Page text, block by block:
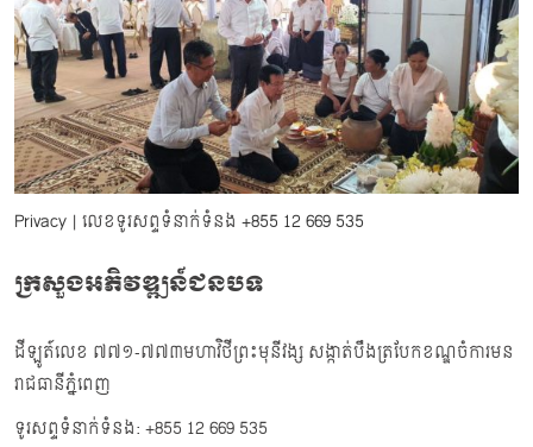
Privacy | លេខទូរសព្ទទំនាក់ទំនង +855 12 669 535
ក្រសួងអភិវឌ្ឍន៍ជនបទ
ដីឡូត៍លេខ ៧៧១-៧៧៣មហាវិថីព្រះមុនីវង្ស សង្កាត់បឹងត្របែកខណ្ឌចំការមន
រាជធានីភ្នំពេញ
ទូរសព្ទទំនាក់ទំនង: +855 12 669 535